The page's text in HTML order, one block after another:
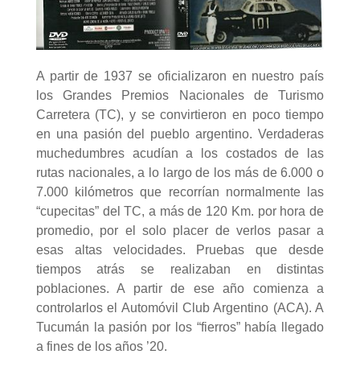
A partir de 1937 se oficializaron en nuestro país
los Grandes Premios Nacionales de Turismo
Carretera (TC), y se convirtieron en poco tiempo
en una pasión del pueblo argentino. Verdaderas
muchedumbres acudían a los costados de las
rutas nacionales, a lo largo de los más de 6.000 o
7.000 kilómetros que recorrían normalmente las
“cupecitas” del TC, a más de 120 Km. por hora de
promedio, por el solo placer de verlos pasar a
esas altas velocidades. Pruebas que desde
tiempos atrás se realizaban en distintas
poblaciones. A partir de ese año comienza a
controlarlos el Automóvil Club Argentino (ACA). A
Tucumán la pasión por los “fierros” había llegado
a fines de los años ’20.